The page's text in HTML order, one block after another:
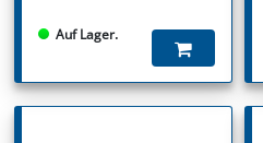
Auf Lager.